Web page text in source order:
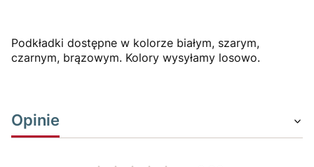
Podkładki dostępne w kolorze białym, szarym,
czarnym, brązowym. Kolory wysyłamy losowo.
Opinie